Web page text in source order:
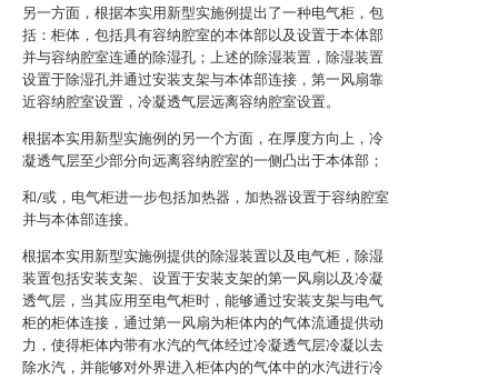
另一方面，根据本实用新型实施例提出了一种电气柜，包
括：柜体，包括具有容纳腔室的本体部以及设置于本体部
并与容纳腔室连通的除湿孔；上述的除湿装置，除湿装置
设置于除湿孔并通过安装支架与本体部连接，第一风扇靠
近容纳腔室设置，冷凝透气层远离容纳腔室设置。
根据本实用新型实施例的另一个方面，在厚度方向上，冷
凝透气层至少部分向远离容纳腔室的一侧凸出于本体部；
和/或，电气柜进一步包括加热器，加热器设置于容纳腔室
并与本体部连接。
根据本实用新型实施例提供的除湿装置以及电气柜，除湿
装置包括安装支架、设置于安装支架的第一风扇以及冷凝
透气层，当其应用至电气柜时，能够通过安装支架与电气
柜的柜体连接，通过第一风扇为柜体内的气体流通提供动
力，使得柜体内带有水汽的气体经过冷凝透气层冷凝以去
除水汽，并能够对外界进入柜体内的气体中的水汽进行冷